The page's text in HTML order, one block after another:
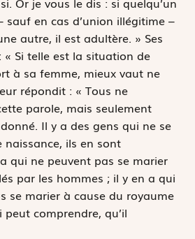
sauf en cas d’union illégitime –
autre, il est adultère. » Ses
« Si telle est la situation de
à sa femme, mieux vaut ne
répondit : « Tous ne
parole, mais seulement
Il y a des gens qui ne se
ils en sont
qui ne peuvent pas se marier
par les hommes ; il y en a qui
se marier à cause du royaume
peut comprendre, qu’il